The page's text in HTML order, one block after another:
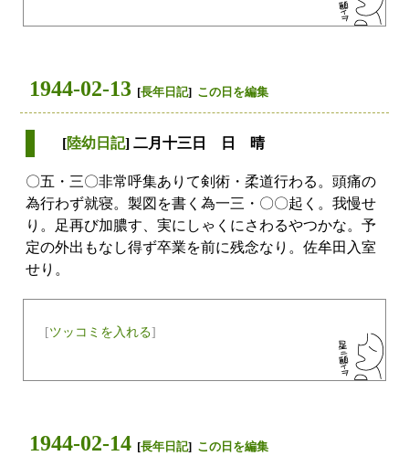
1944-02-13 [長年日記] この日を編集
[陸幼日記] 二月十三日 日 晴
〇五・三〇非常呼集ありて剣術・柔道行わる。頭痛の
為行わず就寝。製図を書く為一三・〇〇起く。我慢せ
り。足再び加膿す、実にしゃくにさわるやつかな。予
定の外出もなし得ず卒業を前に残念なり。佐牟田入室
せり。
[ツッコミを入れる]
1944-02-14 [長年日記] この日を編集